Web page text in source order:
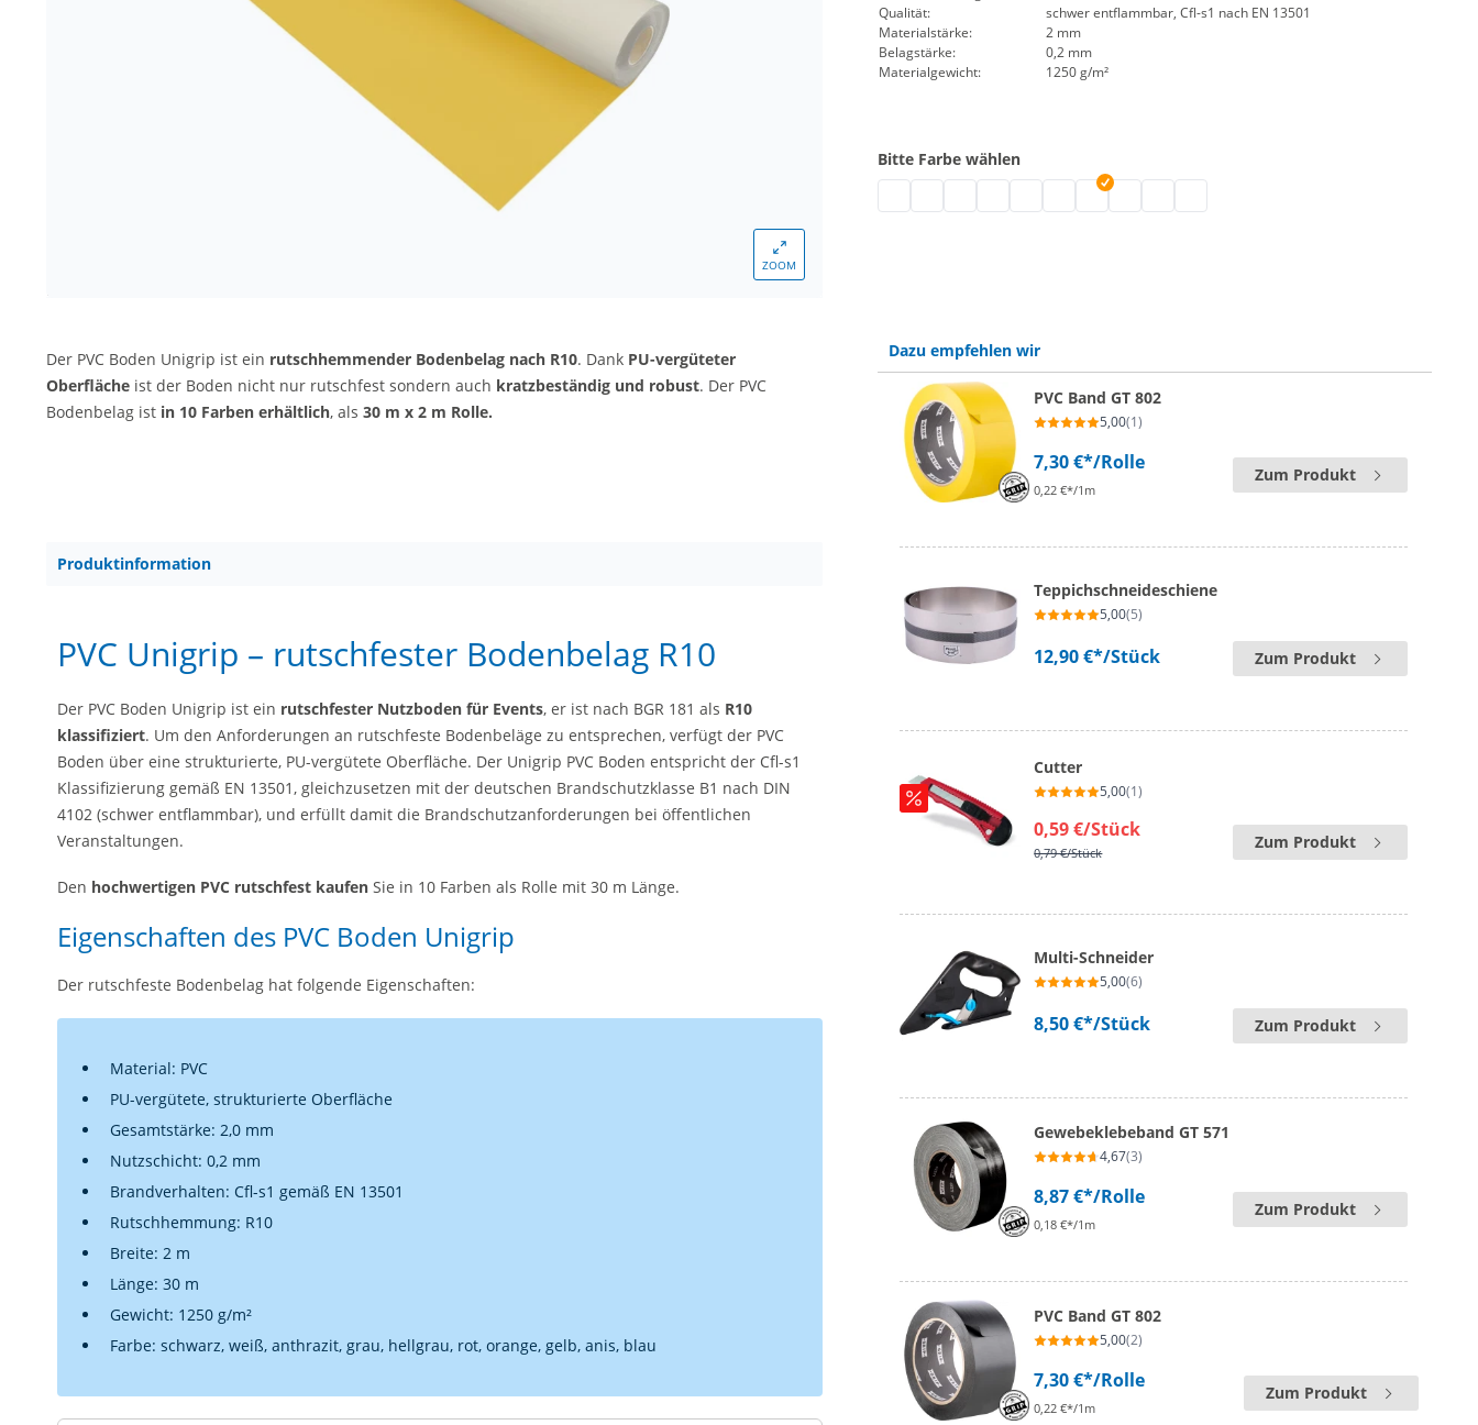
ZOOM
Qualität:
schwer entflammbar, Cfl-s1 nach EN 13501
Materialstärke:
2 mm
Belagstärke:
0,2 mm
Materialgewicht:
1250 g/m²
Bitte Farbe wählen
PVC rutschfest | weiß
PVC rutschfest | blau
PVC rutschfest | rot
PVC rutschfest | hellgrau
PVC rutschfest | gelb
PVC rutschfest | orange
Der PVC Boden Unigrip ist ein rutschhemmender Bodenbelag nach R10. Dank PU-vergüteter
Oberfläche ist der Boden nicht nur rutschfest sondern auch kratzbeständig und robust. Der PVC
Bodenbelag ist in 10 Farben erhältlich, als 30 m x 2 m Rolle.
Produktinformation
PVC Unigrip – rutschfester Bodenbelag R10
Der PVC Boden Unigrip ist ein rutschfester Nutzboden für Events, er ist nach BGR 181 als R10
klassifiziert. Um den Anforderungen an rutschfeste Bodenbeläge zu entsprechen, verfügt der PVC
Boden über eine strukturierte, PU-vergütete Oberfläche. Der Unigrip PVC Boden entspricht der Cfl-s1
Klassifizierung gemäß EN 13501, gleichzusetzen mit der deutschen Brandschutzklasse B1 nach DIN
4102 (schwer entflammbar), und erfüllt damit die Brandschutzanforderungen bei öffentlichen
Veranstaltungen.
Den hochwertigen PVC rutschfest kaufen Sie in 10 Farben als Rolle mit 30 m Länge.
Eigenschaften des PVC Boden Unigrip
Der rutschfeste Bodenbelag hat folgende Eigenschaften:
Material: PVC
PU-vergütete, strukturierte Oberfläche
Gesamtstärke: 2,0 mm
Nutzschicht: 0,2 mm
Brandverhalten: Cfl-s1 gemäß EN 13501
Rutschhemmung: R10
Breite: 2 m
Länge: 30 m
Gewicht: 1250 g/m²
Farbe: schwarz, weiß, anthrazit, grau, hellgrau, rot, orange, gelb, anis, blau
Dazu empfehlen wir
PVC Band GT 802
5,00(1)
7,30 €*/Rolle
0,22 €*/1m
Zum Produkt
Teppichschneideschiene
5,00(5)
12,90 €*/Stück Zum Produkt
Cutter
5,00(1)
0,59 €/Stück
0,79 €/Stück
Zum Produkt
Multi-Schneider
5,00(6)
8,50 €*/Stück Zum Produkt
Gewebeklebeband GT 571
4,67(3)
8,87 €*/Rolle
0,18 €*/1m
Zum Produkt
PVC Band GT 802
5,00(2)
7,30 €*/Rolle
0,22 €*/1m
Zum Produkt